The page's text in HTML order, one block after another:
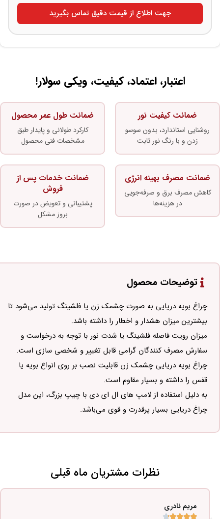
جهت اطلاع از قیمت دقیق تماس بگیرید
اعتبار، اعتماد، کیفیت، ویکی سولار!
ضمانت کیفیت نور
روشنایی استاندارد، بدون سوسو
زدن و با رنگ نور ثابت
ضمانت طول عمر محصول
کارکرد طولانی و پایدار طبق
مشخصات فنی محصول
ضمانت مصرف بهینه انرژی
کاهش مصرف برق و صرفه‌جویی
در هزینه‌ها
ضمانت خدمات پس از
فروش
پشتیبانی و تعویض در صورت
بروز مشکل
توضیحات محصول
چراغ بویه دریایی به صورت چشمک زن یا فلشینگ تولید می‌شود تا
بیشترین میزان هشدار و اخطار را داشته باشد.
میزان رویت فاصله فلشینگ یا شدت نور با توجه به درخواست و
سفارش مصرف کنندگان گرامی قابل تغییر و شخصی سازی است.
چراغ بویه دریایی چشمک زن قابلیت نصب بر روی انواع بویه یا
قفس را داشته و بسیار مقاوم است.
به دلیل استفاده از لامپ های ال ای دی با چیپ بزرگ، این مدل
چراغ دریایی بسیار پرقدرت و قوی می‌باشد.
نظرات مشتریان ماه قبلی
مریم نادری




